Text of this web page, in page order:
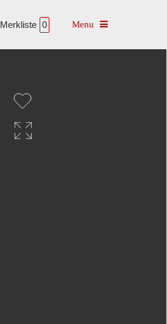
Merkliste 0 Toggle navigation